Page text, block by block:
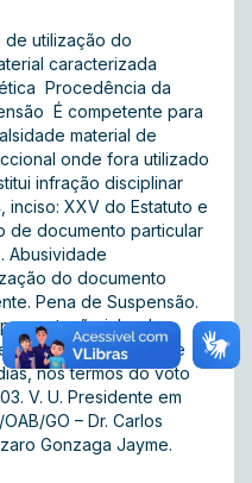
de utilização do
caracterizada 
 Procedência da
 É competente para
material de
onde fora utilizado
infração disciplinar
inciso: XXV do Estatuto e
de documento particular
Abusividade
do documento
Pena de Suspensão.
julgada
a pena de
nos termos do voto
V. U. Presidente em
GO – Dr. Carlos
Gonzaga Jayme.